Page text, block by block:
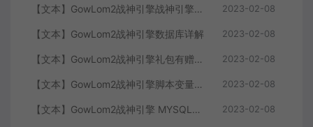
【文本】GowLom2战神引擎战神引擎DB表mir库 详细介绍 2023-02-08
【文本】GowLom2战神引擎数据库详解 2023-02-08
【文本】GowLom2战神引擎礼包有赠字修改掉 可以丢弃 2023-02-08
【文本】GowLom2战神引擎脚本变量大全 2023-02-08
【文本】GowLom2战神引擎 MYSQL安装时出现问题（The service already exists） 2023-02-08